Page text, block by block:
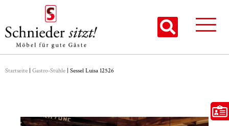
Startseite | Gastro-Stühle | Sessel Luisa 12526